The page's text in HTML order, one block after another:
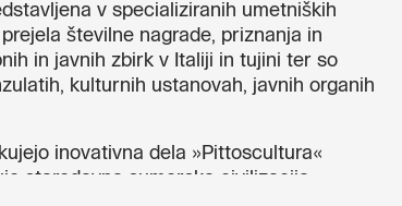
v specializiranih umetniških
številne nagrade, priznanja in
in javnih zbirk v Italiji in tujini ter so
kulturnih ustanovah, javnih organih
inovativna dela »Pittoscultura«
starodavna sumerska civilizacija.